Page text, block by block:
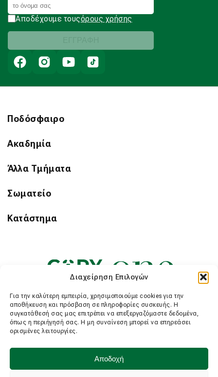
Διαχείρηση Επιλογών
Για την καλύτερη εμπειρία, χρησιμοποιούμε cookies για την
αποθήκευση και πρόσβαση σε πληροφορίες συσκευής. Η
συγκατάθεσή σας μας επιτρέπει να επεξεργαζόμαστε δεδομένα,
όπως η περιήγησή σας. Η μη συναίνεση μπορεί να επηρεάσει
ορισμένες λειτουργίες.
Αποδοχή
Αποδέχουμε τουςόρους χρήσης
Ποδόσφαιρο
Ακαδημία
Άλλα Τμήματα
Σωματείο
Κατάστημα